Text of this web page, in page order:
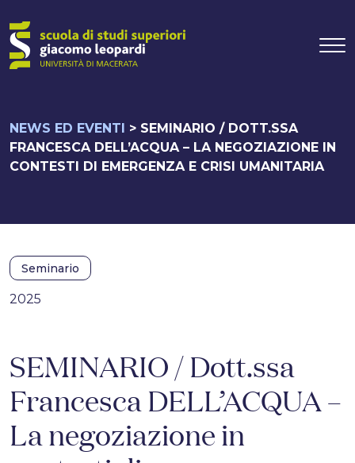
Navigazione
NEWS ED EVENTI > SEMINARIO / DOTT.SSA
FRANCESCA DELL’ACQUA – LA NEGOZIAZIONE IN
CONTESTI DI EMERGENZA E CRISI UMANITARIA
Seminario
2025
SEMINARIO / Dott.ssa
Francesca DELL’ACQUA –
La negoziazione in